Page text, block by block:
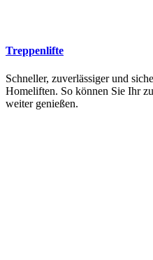
Treppenlifte
Schneller, zuverlässiger und
Homeliften. So können Sie Ihr
weiter genießen.